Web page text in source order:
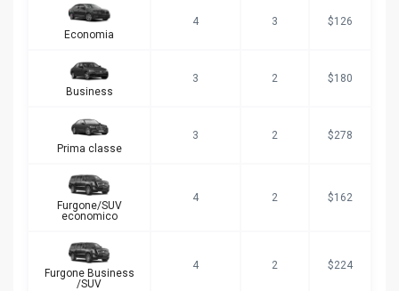
Economia
4 3 $126
Business
3 2 $180
Prima classe
3 2 $278
Furgone/SUV
economico
4 2 $162
Furgone Business
/SUV
4 2 $224